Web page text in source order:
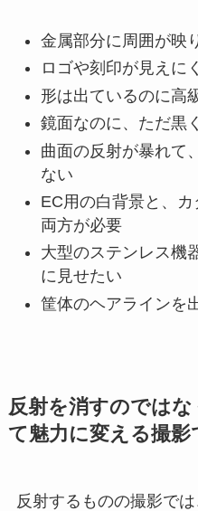
金属部分に周囲が映
ロゴや刻印が見えに
形は出ているのに高
鏡面なのに、ただ黒
曲面の反射が暴れて
ない
EC用の白背景と、
両方が必要
大型のステンレス機
に見せたい
筐体のヘアラインを
反射を消すのでは
て魅力に変える撮影
反射するものの撮影で